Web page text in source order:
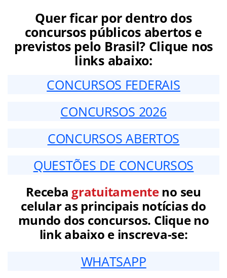
Quer ficar por dentro dos
concursos públicos abertos e
previstos pelo Brasil? Clique nos
links abaixo:
CONCURSOS FEDERAIS
CONCURSOS 2026
CONCURSOS ABERTOS
QUESTÕES DE CONCURSOS
Receba gratuitamenteno seu
celular as principais notícias do
mundo dos concursos. Clique no
link abaixo e inscreva-se:
WHATSAPP